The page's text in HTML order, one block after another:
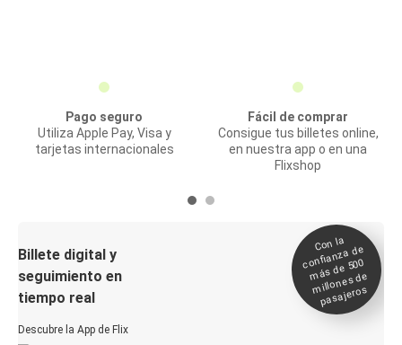
Pago seguro
Utiliza Apple Pay, Visa y
tarjetas internacionales
Fácil de comprar
Consigue tus billetes online,
en nuestra app o en una
Flixshop
Billete digital y
seguimiento en
tiempo real
Descubre la App de Flix
Con la
confianza de
más de 500
millones de
pasajeros